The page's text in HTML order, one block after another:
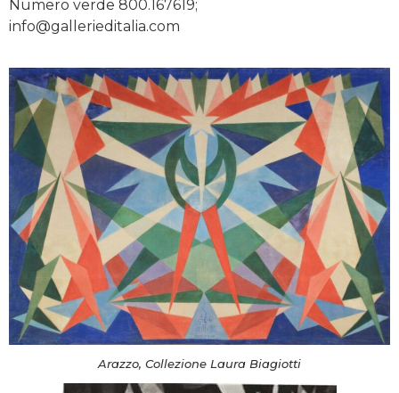
Numero verde 800.167619;
info@gallerieditalia.com
Arazzo, Collezione Laura Biagiotti